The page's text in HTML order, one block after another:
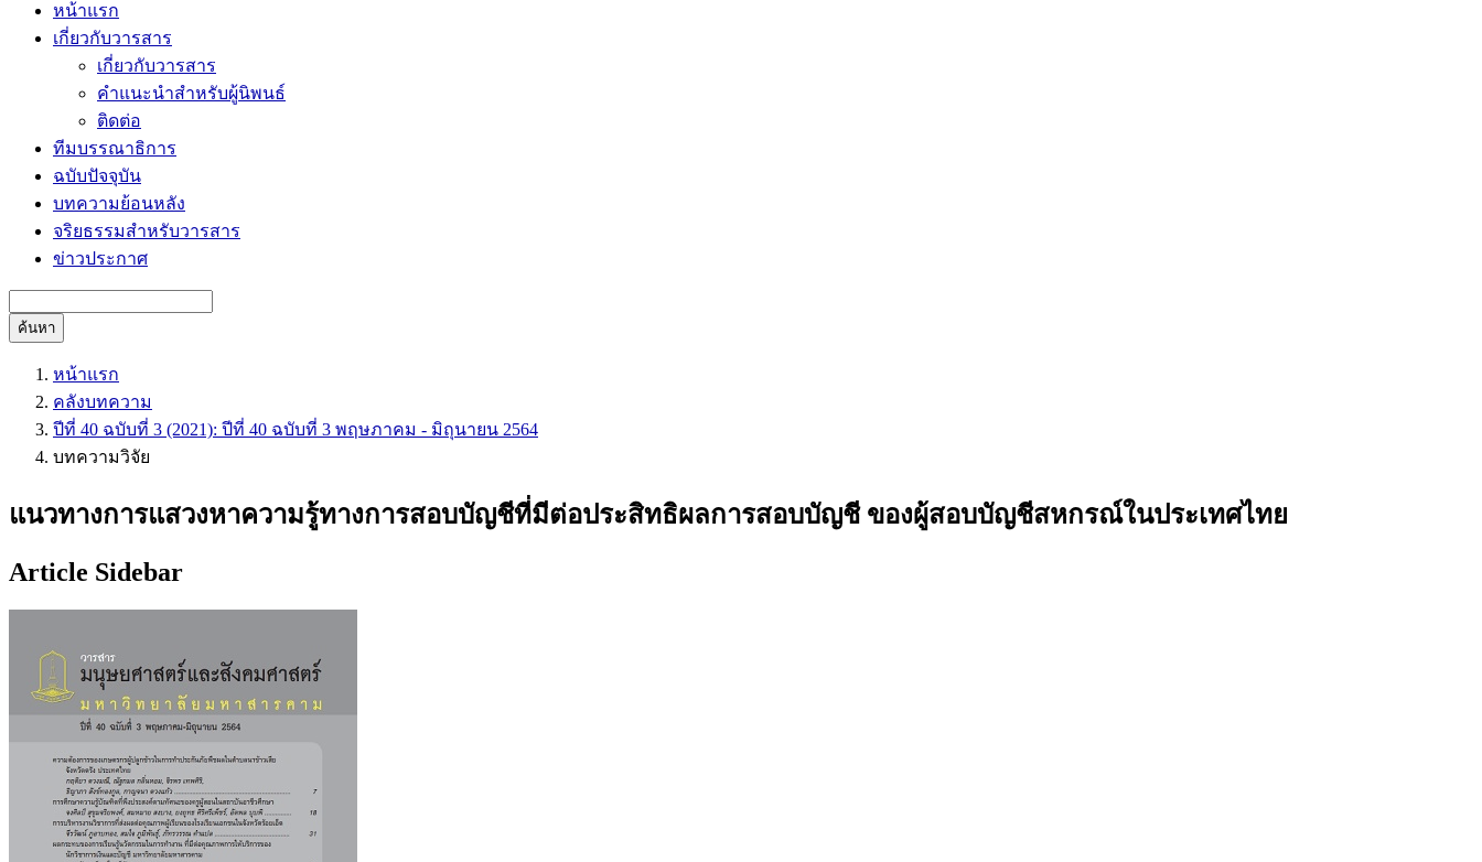
หน้าแรก
เกี่ยวกับวารสาร
เกี่ยวกับวารสาร
คำแนะนำสำหรับผู้นิพนธ์
ติดต่อ
ทีมบรรณาธิการ
ฉบับปัจจุบัน
บทความย้อนหลัง
จริยธรรมสำหรับวารสาร
ข่าวประกาศ
ค้นหา
หน้าแรก
คลังบทความ
ปีที่ 40 ฉบับที่ 3 (2021): ปีที่ 40 ฉบับที่ 3 พฤษภาคม - มิถุนายน 2564
บทความวิจัย
แนวทางการแสวงหาความรู้ทางการสอบบัญชีที่มีต่อประสิทธิผลการสอบบัญชี ของผู้สอบบัญชีสหกรณ์ในประเทศไทย
Article Sidebar